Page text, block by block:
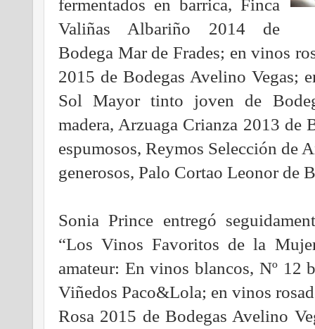
fermentados en barrica, Finca
Valiñas Albariño 2014 de
Bodega Mar de Frades; en vinos
2015 de Bodegas Avelino Vegas;
Sol Mayor tinto joven de
madera, Arzuaga Crianza 2013 de
espumosos, Reymos Selección de
generosos, Palo Cortao Leonor de
Sonia Prince entregó
“Los Vinos Favoritos de la
amateur: En vinos blancos, Nº 12
Viñedos Paco&Lola; en vinos
Rosa 2015 de Bodegas Avelino